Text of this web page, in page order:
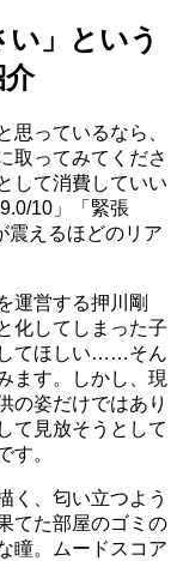
い」という
思っているなら、
取ってみてくださ
して消費していい
10」
「緊張
震えるほどのリア
運営する押川剛
化してしまった子
てほしい……そん
ます。しかし、現
の姿だけではあり
て見放そうとして
す。
く、匂い立つよう
てた部屋のゴミの
瞳。ムードスコア